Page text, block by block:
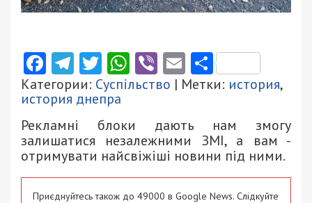
Facebook
Telegram
Twitter
WhatsApp
ViberEmail
Категории: Суспільство | Метки: история,
история днепра
Рекламні блоки дають нам змогу
залишатися незалежними ЗМІ, а вам -
отримувати найсвіжіші новини під ними.
Приєднуйтесь також до 49000 в Google News. Слідкуйте